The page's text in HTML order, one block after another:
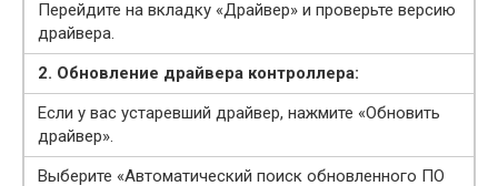
Перейдите на вкладку «Драйвер» и проверьте версию
драйвера.
2. Обновление драйвера контроллера:
Если у вас устаревший драйвер, нажмите «Обновить
драйвер».
Выберите «Автоматический поиск обновленного ПО